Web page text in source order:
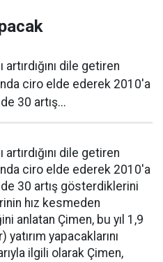
artırdığını dile getiren
ciro elde ederek 2010'a
30 artış...
artırdığını dile getiren
ciro elde ederek 2010'a
30 artış gösterdiklerini
hız kesmeden
anlatan Çimen, bu yıl 1,9
yapacaklarını
ilgili olarak Çimen,